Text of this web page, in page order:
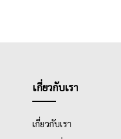
เกี่ยวกับเรา
เกี่ยวกับเรา